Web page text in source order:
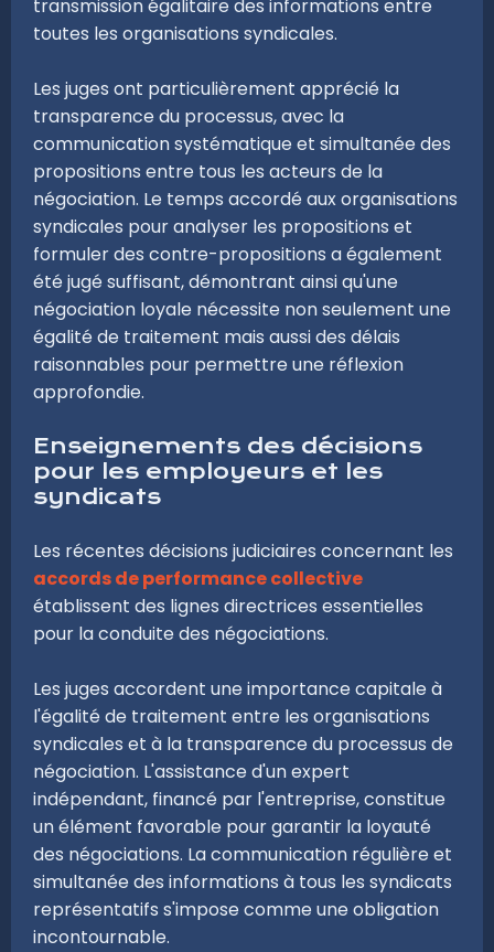
transmission égalitaire des informations entre
toutes les organisations syndicales.
Les juges ont particulièrement apprécié la
transparence du processus, avec la
communication systématique et simultanée des
propositions entre tous les acteurs de la
négociation. Le temps accordé aux organisations
syndicales pour analyser les propositions et
formuler des contre-propositions a également
été jugé suffisant, démontrant ainsi qu'une
négociation loyale nécessite non seulement une
égalité de traitement mais aussi des délais
raisonnables pour permettre une réflexion
approfondie.
Enseignements des décisions
pour les employeurs et les
syndicats
Les récentes décisions judiciaires concernant les
accords de performance collective
établissent des lignes directrices essentielles
pour la conduite des négociations.
Les juges accordent une importance capitale à
l'égalité de traitement entre les organisations
syndicales et à la transparence du processus de
négociation. L'assistance d'un expert
indépendant, financé par l'entreprise, constitue
un élément favorable pour garantir la loyauté
des négociations. La communication régulière et
simultanée des informations à tous les syndicats
représentatifs s'impose comme une obligation
incontournable.